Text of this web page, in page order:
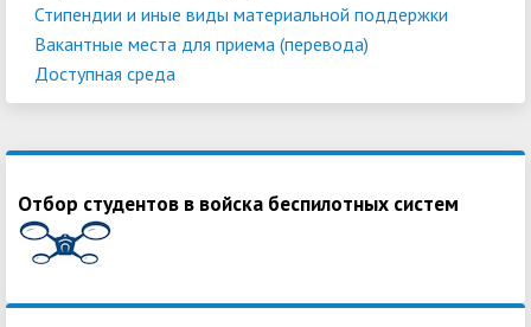
Стипендии и иные виды материальной поддержки
Вакантные места для приема (перевода)
Доступная среда
Отбор студентов в войска беспилотных систем